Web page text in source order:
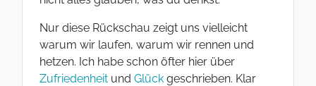
Nur diese Rückschau zeigt uns vielleicht
warum wir laufen, warum wir rennen und
hetzen. Ich habe schon öfter hier über
Zufriedenheit und Glück geschrieben. Klar